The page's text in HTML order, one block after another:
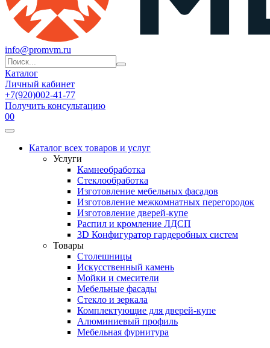
info@promvm.ru
Каталог
Личный кабинет
+7(920)002-41-77
Получить консультацию
00
Каталог всех товаров и услуг
Услуги
Камнеобработка
Стеклообработка
Изготовление мебельных фасадов
Изготовление межкомнатных перегородок
Изготовление дверей-купе
Распил и кромление ЛДСП
3D Конфигуратор гардеробных систем
Товары
Столешницы
Искусственный камень
Мойки и смесители
Мебельные фасады
Стекло и зеркала
Комплектующие для дверей-купе
Алюминиевый профиль
Мебельная фурнитура